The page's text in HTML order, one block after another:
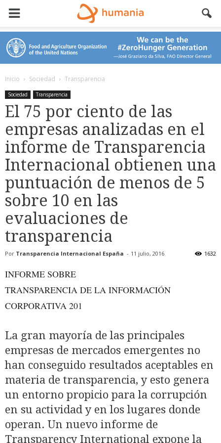
Inicio Sociedad Transparencia
Sociedad Transparencia
El 75 por ciento de las
empresas analizadas en el
informe de Transparencia
Internacional obtienen una
puntuación de menos de 5
sobre 10 en las
evaluaciones de
transparencia
Por Transparencia Internacional España - 11 julio, 2016 1632
INFORME SOBRE
TRANSPARENCIA DE LA INFORMACIÓN
CORPORATIVA 201
La gran mayoría de las principales
empresas de mercados emergentes no
han conseguido resultados aceptables en
materia de transparencia, y esto genera
un entorno propicio para la corrupción
en su actividad y en los lugares donde
operan. Un nuevo informe de
Transparency International expone la